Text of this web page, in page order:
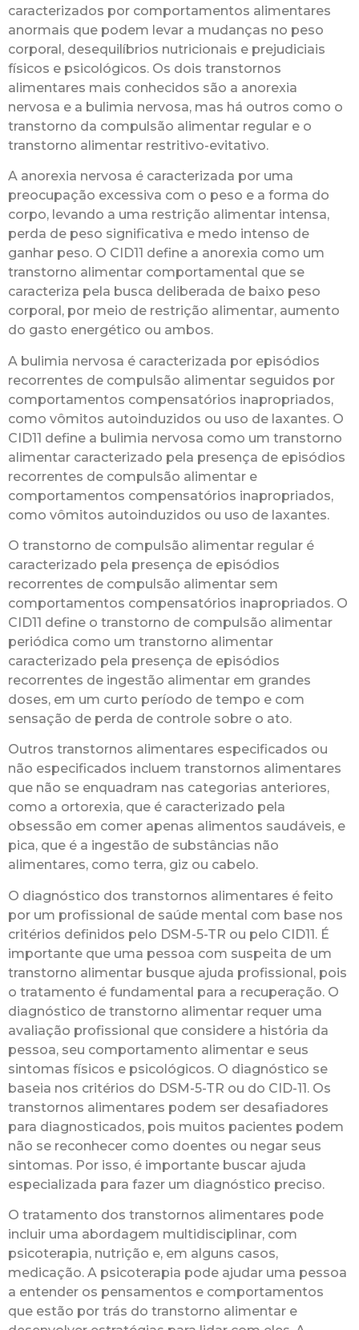
caracterizados por comportamentos alimentares
anormais que podem levar a mudanças no peso
corporal, desequilíbrios nutricionais e prejudiciais
físicos e psicológicos. Os dois transtornos
alimentares mais conhecidos são a anorexia
nervosa e a bulimia nervosa, mas há outros como o
transtorno da compulsão alimentar regular e o
transtorno alimentar restritivo-evitativo.
A anorexia nervosa é caracterizada por uma
preocupação excessiva com o peso e a forma do
corpo, levando a uma restrição alimentar intensa,
perda de peso significativa e medo intenso de
ganhar peso. O CID11 define a anorexia como um
transtorno alimentar comportamental que se
caracteriza pela busca deliberada de baixo peso
corporal, por meio de restrição alimentar, aumento
do gasto energético ou ambos.
A bulimia nervosa é caracterizada por episódios
recorrentes de compulsão alimentar seguidos por
comportamentos compensatórios inapropriados,
como vômitos autoinduzidos ou uso de laxantes. O
CID11 define a bulimia nervosa como um transtorno
alimentar caracterizado pela presença de episódios
recorrentes de compulsão alimentar e
comportamentos compensatórios inapropriados,
como vômitos autoinduzidos ou uso de laxantes.
O transtorno de compulsão alimentar regular é
caracterizado pela presença de episódios
recorrentes de compulsão alimentar sem
comportamentos compensatórios inapropriados. O
CID11 define o transtorno de compulsão alimentar
periódica como um transtorno alimentar
caracterizado pela presença de episódios
recorrentes de ingestão alimentar em grandes
doses, em um curto período de tempo e com
sensação de perda de controle sobre o ato.
Outros transtornos alimentares especificados ou
não especificados incluem transtornos alimentares
que não se enquadram nas categorias anteriores,
como a ortorexia, que é caracterizado pela
obsessão em comer apenas alimentos saudáveis, e
pica, que é a ingestão de substâncias não
alimentares, como terra, giz ou cabelo.
O diagnóstico dos transtornos alimentares é feito
por um profissional de saúde mental com base nos
critérios definidos pelo DSM-5-TR ou pelo CID11. É
importante que uma pessoa com suspeita de um
transtorno alimentar busque ajuda profissional, pois
o tratamento é fundamental para a recuperação. O
diagnóstico de transtorno alimentar requer uma
avaliação profissional que considere a história da
pessoa, seu comportamento alimentar e seus
sintomas físicos e psicológicos. O diagnóstico se
baseia nos critérios do DSM-5-TR ou do CID-11. Os
transtornos alimentares podem ser desafiadores
para diagnosticados, pois muitos pacientes podem
não se reconhecer como doentes ou negar seus
sintomas. Por isso, é importante buscar ajuda
especializada para fazer um diagnóstico preciso.
O tratamento dos transtornos alimentares pode
incluir uma abordagem multidisciplinar, com
psicoterapia, nutrição e, em alguns casos,
medicação. A psicoterapia pode ajudar uma pessoa
a entender os pensamentos e comportamentos
que estão por trás do transtorno alimentar e